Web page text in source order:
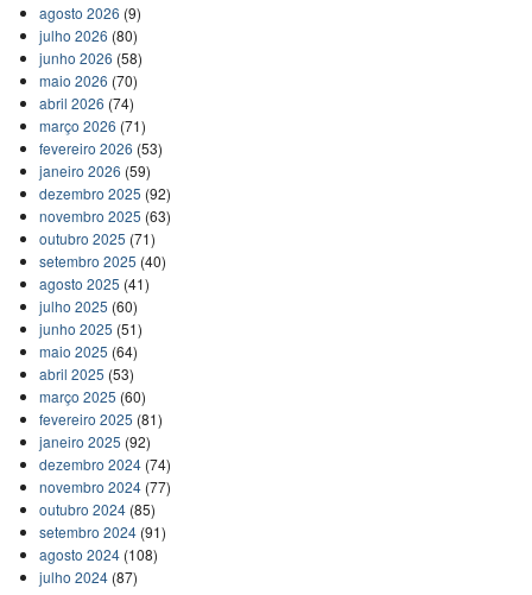
agosto 2026 (9)
julho 2026 (80)
junho 2026 (58)
maio 2026 (70)
abril 2026 (74)
março 2026 (71)
fevereiro 2026 (53)
janeiro 2026 (59)
dezembro 2025 (92)
novembro 2025 (63)
outubro 2025 (71)
setembro 2025 (40)
agosto 2025 (41)
julho 2025 (60)
junho 2025 (51)
maio 2025 (64)
abril 2025 (53)
março 2025 (60)
fevereiro 2025 (81)
janeiro 2025 (92)
dezembro 2024(74)
novembro 2024(77)
outubro 2024(85)
setembro 2024(91)
agosto 2024(108)
julho 2024(87)